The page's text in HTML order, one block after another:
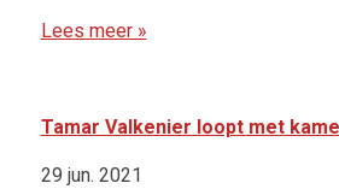
Lees meer »
Tamar Valkenier loopt met
29 jun. 2021